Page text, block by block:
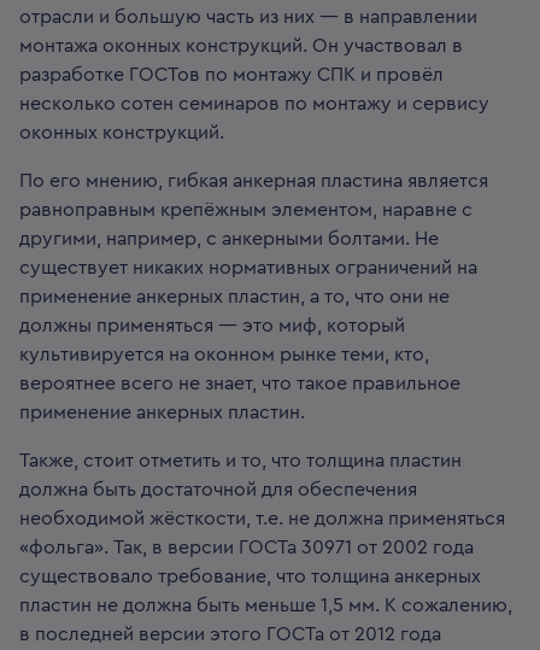
отрасли и большую часть из них — в направлении
монтажа оконных конструкций. Он участвовал в
разработке ГОСТов по монтажу СПК и провёл
несколько сотен семинаров по монтажу и сервису
оконных конструкций.
По его мнению, гибкая анкерная пластина является
равноправным крепёжным элементом, наравне с
другими, например, с анкерными болтами. Не
существует никаких нормативных ограничений на
применение анкерных пластин, а то, что они не
должны применяться — это миф, который
культивируется на оконном рынке теми, кто,
вероятнее всего не знает, что такое правильное
применение анкерных пластин.
Также, стоит отметить и то, что толщина пластин
должна быть достаточной для обеспечения
необходимой жёсткости, т.е. не должна применяться
«фольга». Так, в версии ГОСТа 30971 от 2002 года
существовало требование, что толщина анкерных
пластин не должна быть меньше 1,5 мм. К сожалению,
в последней версии этого ГОСТа от 2012 года